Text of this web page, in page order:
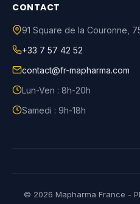
CONTACT
91 Square de la Couronne
+33 7 57 42 52
contact@fr-mapharma.com
Lun-Ven : 8h-20h
Samedi : 9h-18h
© 2026 Mapharma France -